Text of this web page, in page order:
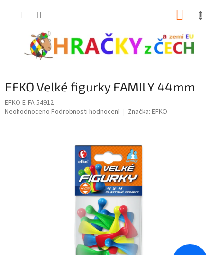
EFKO Velké figurky FAMILY 44mm
EFKO-E-FA-54912
Průměrné
Neohodnoceno Podrobnosti hodnocení Značka: EFKO